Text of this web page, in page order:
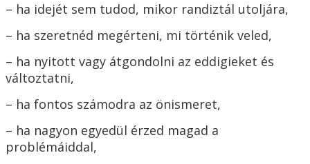
– ha idejét sem tudod, mikor randiztál utoljára,
– ha szeretnéd megérteni, mi történik veled,
– ha nyitott vagy átgondolni az eddigieket és
változtatni,
– ha fontos számodra az önismeret,
– ha nagyon egyedül érzed magad a
problémáiddal,